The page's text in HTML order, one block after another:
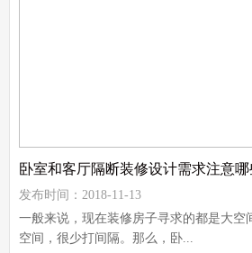
卧室和客厅隔断装修设计需求注意
发布时间：2018-11-13
一般来说，现在装修房子寻求的都是大空
空间，很少打间隔。那么，卧...